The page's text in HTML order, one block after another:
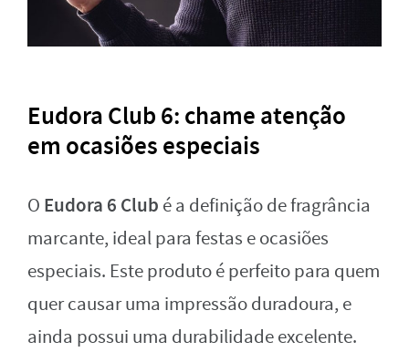
Eudora Club 6: chame atenção
em ocasiões especiais
O Eudora 6 Club é a definição de fragrância
marcante, ideal para festas e ocasiões
especiais. Este produto é perfeito para quem
quer causar uma impressão duradoura, e
ainda possui uma durabilidade excelente.